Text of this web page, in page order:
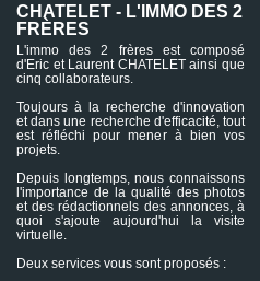
CHATELET - L'IMMO DES 2
FRÈRES
L'immo des 2 frères est composé
d'Eric et Laurent CHATELET ainsi que
cinq collaborateurs.
Toujours à la recherche d'innovation
et dans une recherche d'efficacité, tout
est réfléchi pour mener à bien vos
projets.
Depuis longtemps, nous connaissons
l'importance de la qualité des photos
et des rédactionnels des annonces, à
quoi s'ajoute aujourd'hui la visite
virtuelle.
Deux services vous sont proposés :